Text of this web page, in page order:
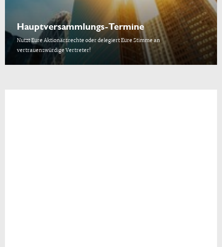
Hauptversammlungs-Termine
Nutzt Eure Aktionärsrechte oder delegiert Eure Stimme an
vertrauenswürdige Vertreter!